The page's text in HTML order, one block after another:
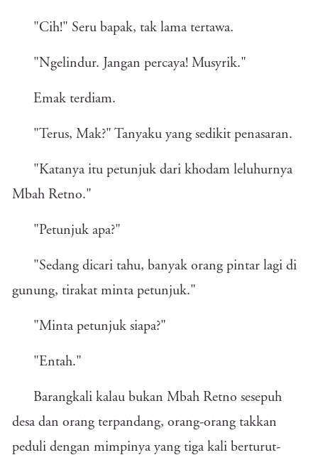
"Cih!" Seru bapak, tak lama tertawa.
"Ngelindur. Jangan percaya! Musyrik."
Emak terdiam.
"Terus, Mak?" Tanyaku yang sedikit penasaran.
"Katanya itu petunjuk dari khodam leluhurnya
Mbah Retno."
"Petunjuk apa?"
"Sedang dicari tahu, banyak orang pintar lagi di
gunung, tirakat minta petunjuk."
"Minta petunjuk siapa?"
"Entah."
Barangkali kalau bukan Mbah Retno sesepuh
desa dan orang terpandang, orang-orang takkan
peduli dengan mimpinya yang tiga kali berturut-